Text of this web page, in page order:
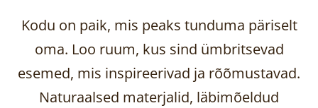
Kodu on paik, mis peaks tunduma päriselt
oma. Loo ruum, kus sind ümbritsevad
esemed, mis inspireerivad ja rõõmustavad.
Naturaalsed materjalid, läbimõeldud